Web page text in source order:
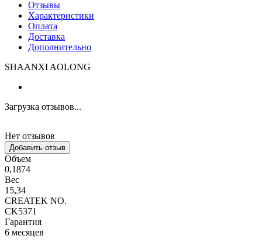
Отзывы
Характеристики
Оплата
Доставка
Дополнительно
SHAANXI AOLONG
Загрузка отзывов...
Нет отзывов
Добавить отзыв
Объем
0,1874
Вес
15,34
CREATEK NO.
CK5371
Гарантия
6 месяцев